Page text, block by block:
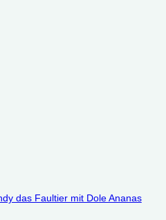
das Faultier mit Dole Ananas